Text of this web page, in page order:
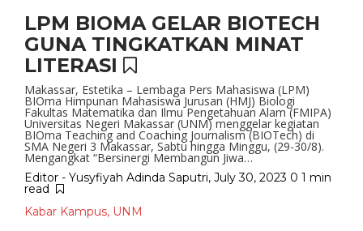
LPM BIOMA GELAR BIOTECH
GUNA TINGKATKAN MINAT
LITERASI
Makassar, Estetika – Lembaga Pers Mahasiswa (LPM)
BIOma Himpunan Mahasiswa Jurusan (HMJ) Biologi
Fakultas Matematika dan Ilmu Pengetahuan Alam (FMIPA)
Universitas Negeri Makassar (UNM) menggelar kegiatan
BIOma Teaching and Coaching Journalism (BIOTech) di
SMA Negeri 3 Makassar, Sabtu hingga Minggu, (29-30/8).
Mengangkat “Bersinergi Membangun Jiwa…
Editor - Yusyfiyah Adinda Saputri, July 30, 2023 0 1 min
read
Kabar Kampus, UNM